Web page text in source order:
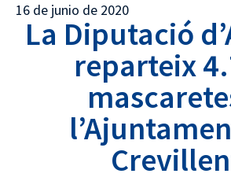
16 de junio de 2020
La Diputació
reparteix